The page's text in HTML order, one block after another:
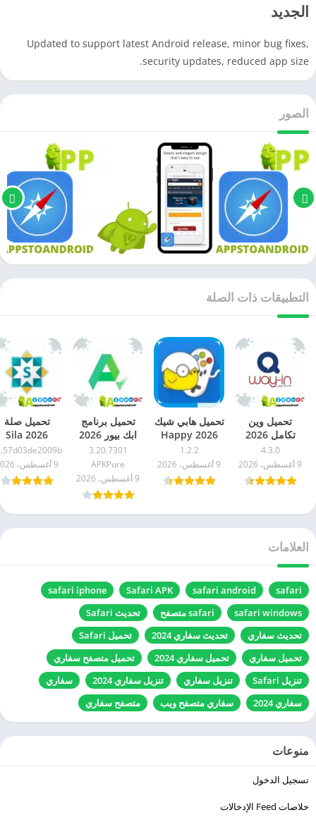
الجديد
Updated to support latest Android release, minor bug fixes,
security updates, reduced app size.
الصور
التطبيقات ذات الصلة
تحميل وين
تكامل 2026
اصدار للاندرويد
مجاناً
4.3.0
9 أغسطس، 2026
تحميل هابي شيك
2026 Happy
Chick للاندرويد
اخر اصدار مجاناً
1.2.2
9 أغسطس، 2026
تحميل برنامج
ابك بيور 2026
APKPure
للاندرويد اخر
اصدار مجاناً
3.20.7301
APKPure
9 أغسطس، 2026
تحميل صلة
2026 Sila
للاندرويد اخر
اصدار مجاناً 9 أغسطس، 2026
العلامات
safari
safari android
Safari APK
safari iphone
safari windows
safari متصفح
تحديث Safari
تحديث سفاري
تحديث سفاري 2024
تحميل Safari
تحميل سفاري
تحميل سفاري 2024
تحميل متصفح سفاري
تنزيل Safari
تنزيل سفاري تنزيل سفاري 2024
سفاري
سفاري 2024
سفاري متصفح ويب متصفح سفاري
منوعات
تسجيل الدخول
خلاصات Feed الإدخالات